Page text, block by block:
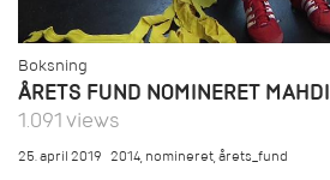
Boksning
ÅRETS FUND NOMINERET MAHDI
1.091 views
25. april 2019 2014,nomineret,årets_fund